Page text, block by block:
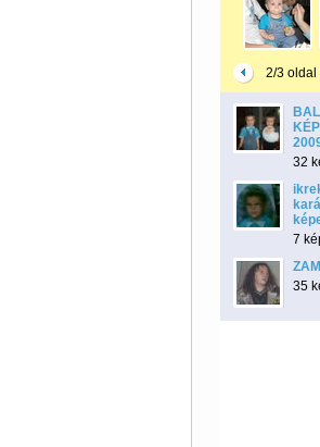
2/3 oldal
32
7
35